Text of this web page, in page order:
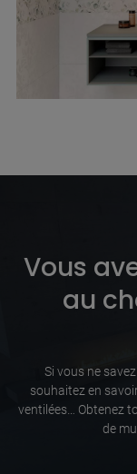
Vous
au
Si vous ne
souhaitez en
ventilées… Obtenez
de